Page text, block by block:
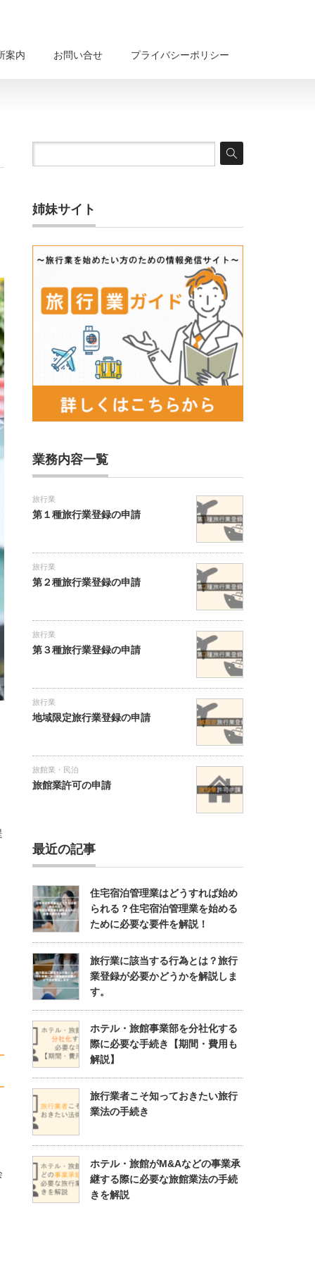
案内 お問い合せ プライバシーポリシー
姉妹サイト
業務内容一覧
旅行業
第１種旅行業登録の申請
旅行業
第２種旅行業登録の申請
旅行業
第３種旅行業登録の申請
旅行業
地域限定旅行業登録の申請
旅館業・民泊
旅館業許可の申請
最近の記事
住宅宿泊管理業はどうすれば始め
られる？住宅宿泊管理業を始める
ために必要な要件を解説！
旅行業に該当する行為とは？旅行
業登録が必要かどうかを解説しま
す。
ホテル・旅館事業部を分社化する
際に必要な手続き【期間・費用も
解説】
旅行業者こそ知っておきたい旅行
業法の手続き
ホテル・旅館がM&Aなどの事業承
継する際に必要な旅館業法の手続
きを解説